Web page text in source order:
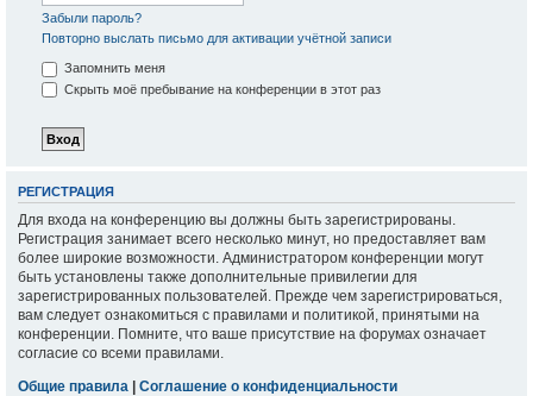
Забыли пароль?
Повторно выслать письмо для активации учётной записи
Запомнить меня
Скрыть моё пребывание на конференции в этот раз
РЕГИСТРАЦИЯ
Для входа на конференцию вы должны быть зарегистрированы.
Регистрация занимает всего несколько минут, но предоставляет вам
более широкие возможности. Администратором конференции могут
быть установлены также дополнительные привилегии для
зарегистрированных пользователей. Прежде чем зарегистрироваться,
вам следует ознакомиться с правилами и политикой, принятыми на
конференции. Помните, что ваше присутствие на форумах означает
согласие со всеми правилами.
Общие правила | Соглашение о конфиденциальности